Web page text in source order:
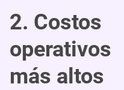
2. Costos
operativos
más altos